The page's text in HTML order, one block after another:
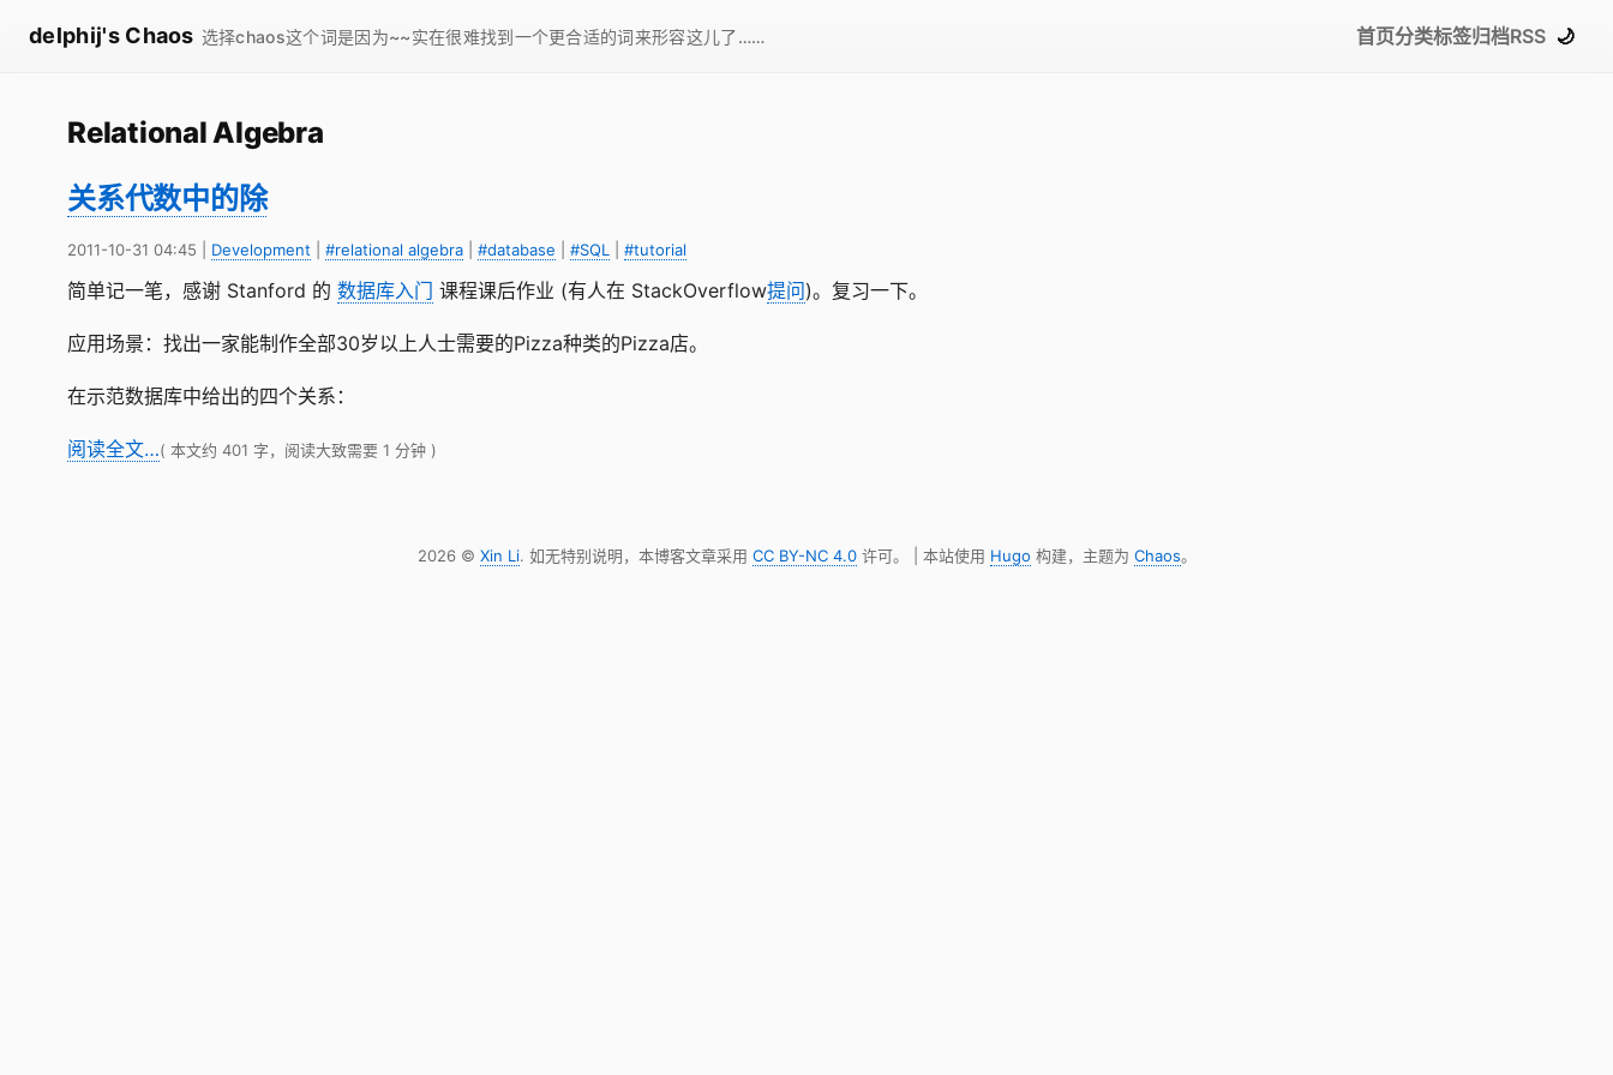
delphij's Chaos 选择chaos这个词是因为~~实在很难找到一个更合适的词来形容这儿了…… 首页分类标签归档RSS 🌙
Relational Algebra
关系代数中的除
2011-10-31 04:45 Development #relational algebra #database #SQL #tutorial
简单记一笔，感谢 Stanford 的 数据库入门 课程课后作业 (有人在 StackOverflow提问)。复习一下。
应用场景：找出一家能制作全部30岁以上人士需要的Pizza种类的Pizza店。
在示范数据库中给出的四个关系：
阅读全文…( 本文约 401 字，阅读大致需要 1 分钟 )
2026 © Xin Li. 如无特别说明，本博客文章采用 CC BY-NC 4.0许可。 | 本站使用 Hugo 构建，主题为 Chaos。